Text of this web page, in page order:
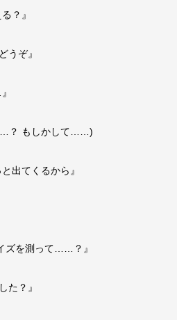
？』
うぞ』
？ もしかして……)
出てくるから』
ズを測って……？』
た？』